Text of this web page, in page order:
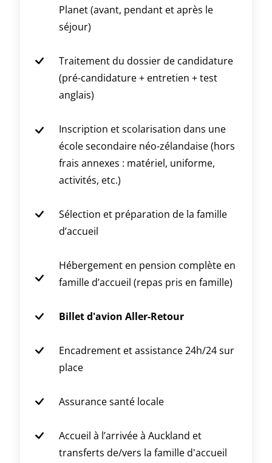
Planet (avant, pendant et après le
séjour)
Traitement du dossier de candidature
(pré-candidature + entretien + test
anglais)
Inscription et scolarisation dans une
école secondaire néo-zélandaise (hors
frais annexes : matériel, uniforme,
activités, etc.)
Sélection et préparation de la famille
d’accueil
Hébergement en pension complète en
famille d’accueil (repas pris en famille)
Billet d'avion Aller-Retour
Encadrement et assistance 24h/24 sur
place
Assurance santé locale
Accueil à l’arrivée à Auckland et
transferts de/vers la famille d'accueil